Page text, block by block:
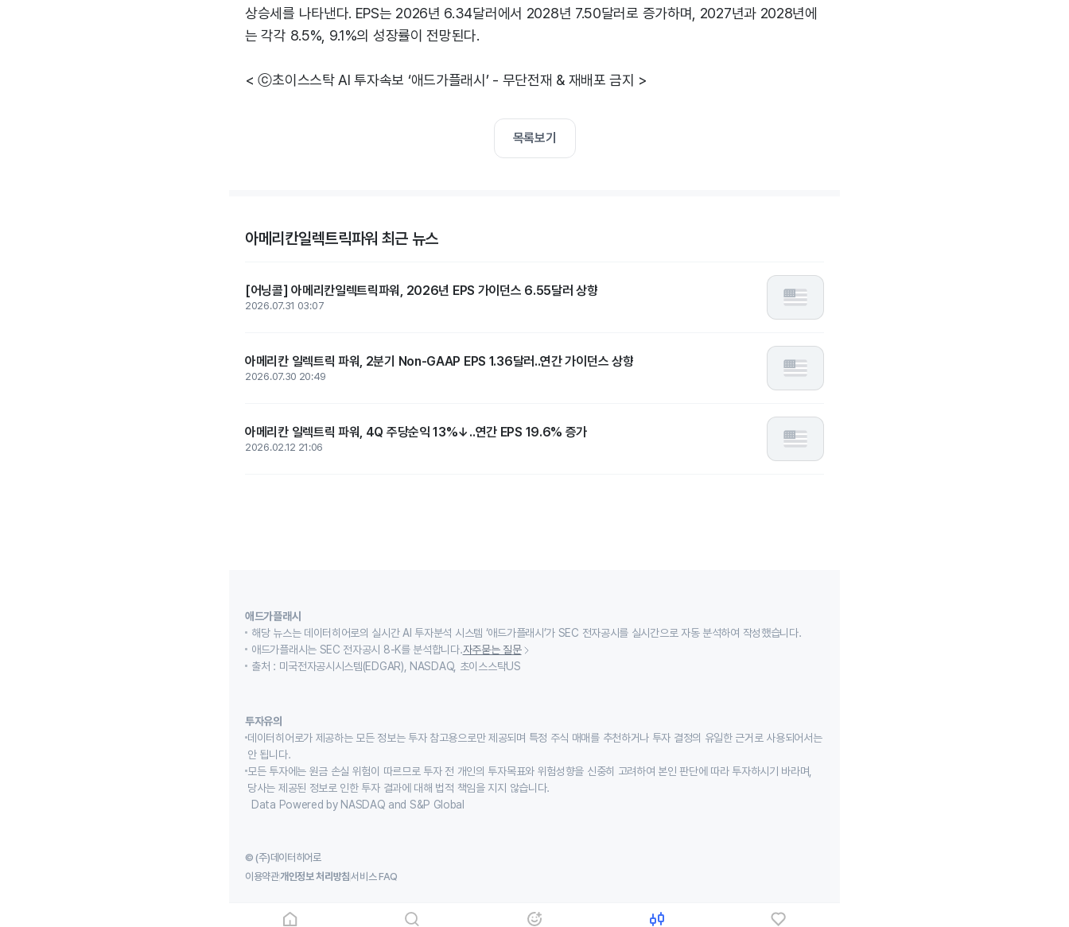
상승세를 나타낸다. EPS는 2026년 6.34달러에서 2028년 7.50달러로 증가하며, 2027년과 2028년에
는 각각 8.5%, 9.1%의 성장률이 전망된다.
< ⓒ초이스스탁 AI 투자속보 ‘애드가플래시’ - 무단전재 & 재배포 금지 >
목록보기
아메리칸일렉트릭파워 최근 뉴스
[어닝콜] 아메리칸일렉트릭파워, 2026년 EPS 가이던스 6.55달러 상향
2026.07.31 03:07
아메리칸 일렉트릭 파워, 2분기 Non-GAAP EPS 1.36달러..연간 가이던스 상향
2026.07.30 20:49
아메리칸 일렉트릭 파워, 4Q 주당순익 13%↓..연간 EPS 19.6% 증가
2026.02.12 21:06
애드가플래시
해당 뉴스는 데이터히어로의 실시간 AI 투자분석 시스템 ‘애드가플래시’가 SEC 전자공시를 실시간으로 자동 분석하여 작성했습니다.
애드가플래시는 SEC 전자공시 8-K를 분석합니다.자주묻는 질문
출처 : 미국전자공시시스템(EDGAR), NASDAQ, 초이스스탁US
투자유의
데이터히어로가 제공하는 모든 정보는 투자 참고용으로만 제공되며 특정 주식 매매를 추천하거나 투자 결정의 유일한 근거로 사용되어서는
안 됩니다.
모든 투자에는 원금 손실 위험이 따르므로 투자 전 개인의 투자목표와 위험성향을 신중히 고려하여 본인 판단에 따라 투자하시기 바라며,
당사는 제공된 정보로 인한 투자 결과에 대해 법적 책임을 지지 않습니다.
Data Powered by NASDAQ and S&P Global
© (주)데이터히어로
이용약관개인정보 처리방침서비스 FAQ